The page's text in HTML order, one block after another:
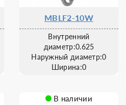
MBLF2-10W
Внутренний
диаметр:0.625
Наружный диаметр:0
Ширина:0
В наличии